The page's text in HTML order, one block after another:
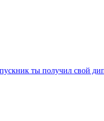
ты получил свой